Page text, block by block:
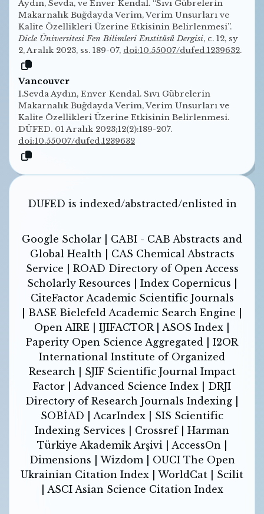
Aydın, Sevda, ve Enver Kendal. “Sıvı Gübrelerin
Makarnalık Buğdayda Verim, Verim Unsurları ve
Kalite Özellikleri Üzerine Etkisinin Belirlenmesi”.
Dicle Üniversitesi Fen Bilimleri Enstitüsü Dergisi, c. 12, sy
2, Aralık 2023, ss. 189-07, doi:10.55007/dufed.1239632.
Vancouver
1.Sevda Aydın, Enver Kendal. Sıvı Gübrelerin
Makarnalık Buğdayda Verim, Verim Unsurları ve
Kalite Özellikleri Üzerine Etkisinin Belirlenmesi.
DÜFED. 01 Aralık 2023;12(2):189-207.
doi:10.55007/dufed.1239632
DUFED is indexed/abstracted/enlisted in
Google Scholar | CABI - CAB Abstracts and
Global Health | CAS Chemical Abstracts
Service | ROAD Directory of Open Access
Scholarly Resources | Index Copernicus |
CiteFactor Academic Scientific Journals
BASE Bielefeld Academic Search Engine |
Open AIRE | IJIFACTOR | ASOS Index |
Paperity Open Science Aggregated | I2OR
International Institute of Organized
Research | SJIF Scientific Journal Impact
Factor | Advanced Science Index | DRJI
Directory of Research Journals Indexing |
SOBİAD | AcarIndex | SIS Scientific
Indexing Services | Crossref | Harman
Türkiye Akademik Arşivi | AccessOn |
Dimensions | Wizdom | OUCI The Open
Ukrainian Citation Index | WorldCat | Scilit
| ASCI Asian Science Citation Index